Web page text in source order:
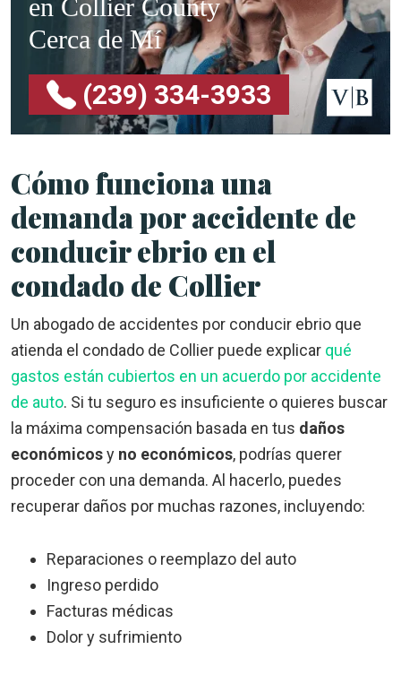
en Collier County
Cerca de Mí
(239) 334-3933
Cómo funciona una
demanda por accidente de
conducir ebrio en el
condado de Collier
Un abogado de accidentes por conducir ebrio que
atienda el condado de Collier puede explicar qué
gastos están cubiertos en un acuerdo por accidente
de auto. Si tu seguro es insuficiente o quieres buscar
la máxima compensación basada en tus daños
económicosy no económicos, podrías querer
proceder con una demanda. Al hacerlo, puedes
recuperar daños por muchas razones, incluyendo:
Reparaciones o reemplazo del auto
Ingreso perdido
Facturas médicas
Dolor y sufrimiento